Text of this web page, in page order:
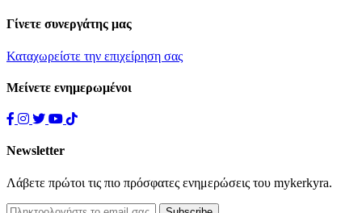
Γίνετε συνεργάτης μας
Καταχωρείστε την επιχείρηση σας
Μείνετε ενημερωμένοι
Newsletter
Λάβετε πρώτοι τις πιο πρόσφατες ενημερώσεις του mykerkyra.